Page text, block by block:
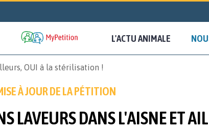
L'ACTU ANIMALE
OUI à la stérilisation !
À JOUR DE LA PÉTITION
LAVEURS DANS L'AISNE ET